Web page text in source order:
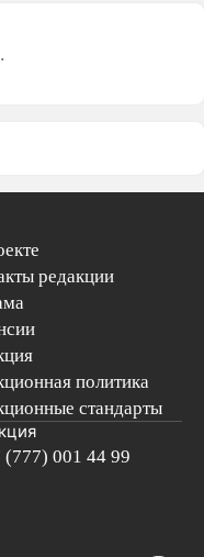
редакции
политика
стандарты
(777) 001 44 99